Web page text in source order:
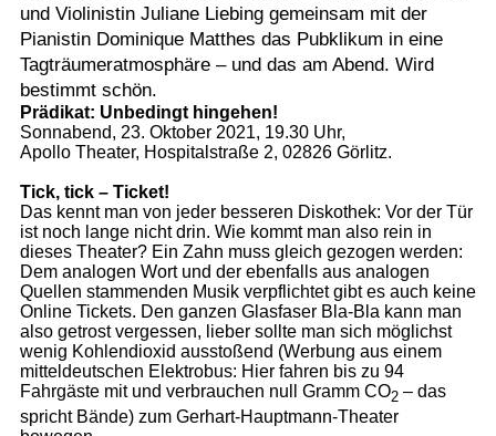
und Violinistin Juliane Liebing gemeinsam mit der
Pianistin Dominique Matthes das Pubklikum in eine
Tagträumeratmosphäre – und das am Abend. Wird
bestimmt schön.
Prädikat: Unbedingt hingehen!
Sonnabend, 23. Oktober 2021, 19.30 Uhr,
Apollo Theater, Hospitalstraße 2, 02826 Görlitz.
Tick, tick – Ticket!
Das kennt man von jeder besseren Diskothek: Vor der Tür
ist noch lange nicht drin. Wie kommt man also rein in
dieses Theater? Ein Zahn muss gleich gezogen werden:
Dem analogen Wort und der ebenfalls aus analogen
Quellen stammenden Musik verpflichtet gibt es auch keine
Online Tickets. Den ganzen Glasfaser Bla-Bla kann man
also getrost vergessen, lieber sollte man sich möglichst
wenig Kohlendioxid ausstoßend (Werbung aus einem
mitteldeutschen Elektrobus: Hier fahren bis zu 94
Fahrgäste mit und verbrauchen null Gramm CO2– das
spricht Bände) zum Gerhart-Hauptmann-Theater